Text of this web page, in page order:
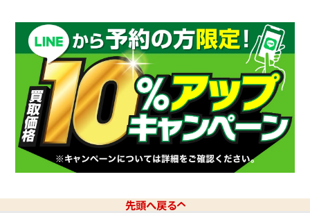
日時点の参考買取価格です
価格はお問い合わせください
電話で聞く
先頭へ戻る